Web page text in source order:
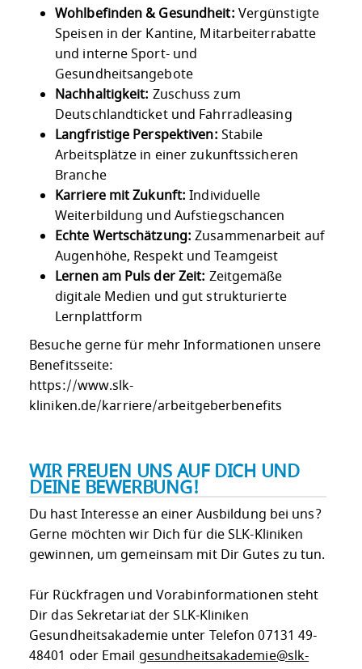
Wohlbefinden & Gesundheit: Vergünstigte
Speisen in der Kantine, Mitarbeiterrabatte
und interne Sport- und
Gesundheitsangebote
Nachhaltigkeit: Zuschuss zum
Deutschlandticket und Fahrradleasing
Langfristige Perspektiven: Stabile
Arbeitsplätze in einer zukunftssicheren
Branche
Karriere mit Zukunft: Individuelle
Weiterbildung und Aufstiegschancen
Echte Wertschätzung:Zusammenarbeit auf
Augenhöhe, Respekt und Teamgeist
Lernen am Puls der Zeit: Zeitgemäße
digitale Medien und gut strukturierte
Lernplattform
Besuche gerne für mehr Informationen unsere
Benefitsseite:
https://www.slk-
kliniken.de/karriere/arbeitgeberbenefits
WIR FREUEN UNS AUF DICH UND
DEINE BEWERBUNG!
Du hast Interesse an einer Ausbildung bei uns?
Gerne möchten wir Dich für die SLK-Kliniken
gewinnen, um gemeinsam mit Dir Gutes zu tun.
Für Rückfragen und Vorabinformationen steht
Dir das Sekretariat der SLK-Kliniken
Gesundheitsakademie unter Telefon 07131 49-
48401 oder Email gesundheitsakademie@slk-